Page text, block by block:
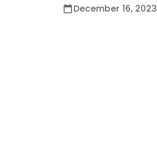
December 16, 2023